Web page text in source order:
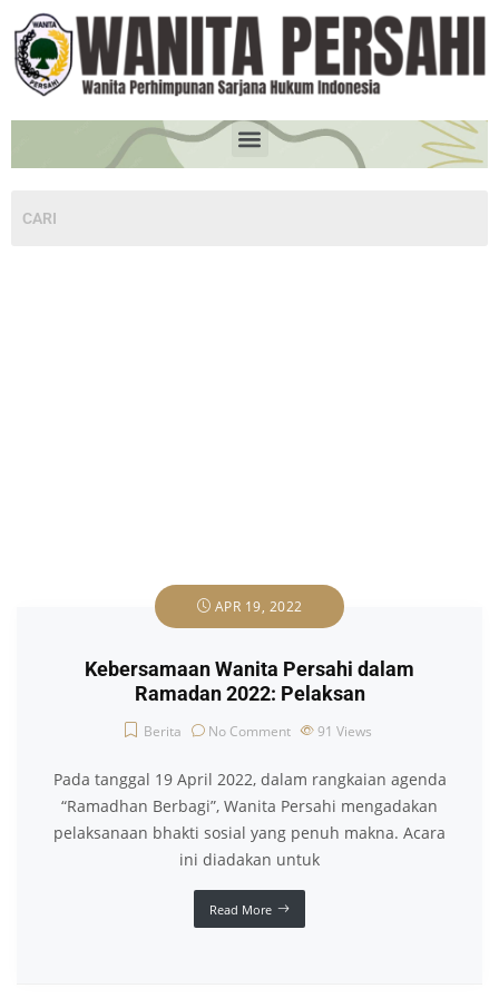
APR 19, 2022
Kebersamaan Wanita Persahi dalam
Ramadan 2022: Pelaksan
Berita No Comment 91 Views
Pada tanggal 19 April 2022, dalam rangkaian agenda
“Ramadhan Berbagi”, Wanita Persahi mengadakan
pelaksanaan bhakti sosial yang penuh makna. Acara
ini diadakan untuk
Read More